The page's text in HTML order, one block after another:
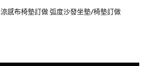
涼感布椅墊訂做 弧度沙發坐墊/椅墊訂做